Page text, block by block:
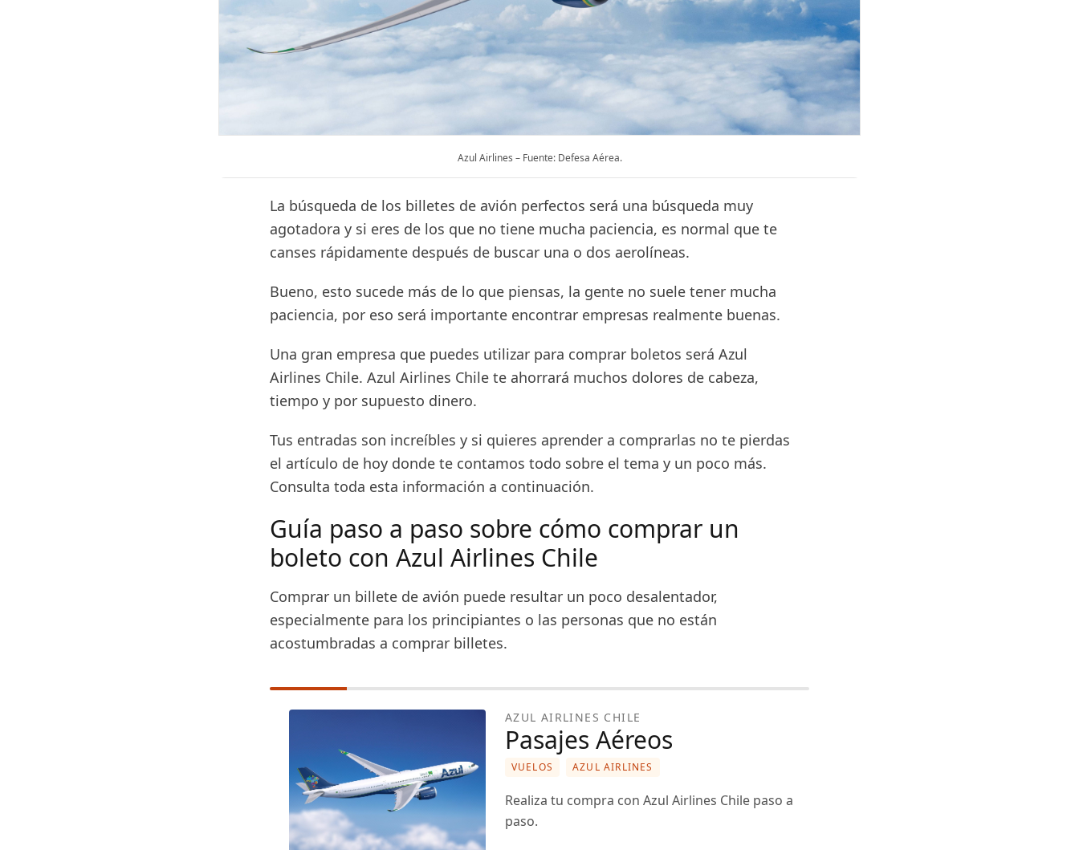
Azul Airlines – Fuente: Defesa Aérea.
La búsqueda de los billetes de avión perfectos será una búsqueda muy
agotadora y si eres de los que no tiene mucha paciencia, es normal que te
canses rápidamente después de buscar una o dos aerolíneas.
Bueno, esto sucede más de lo que piensas, la gente no suele tener mucha
paciencia, por eso será importante encontrar empresas realmente buenas.
Una gran empresa que puedes utilizar para comprar boletos será Azul
Airlines Chile. Azul Airlines Chile te ahorrará muchos dolores de cabeza,
tiempo y por supuesto dinero.
Tus entradas son increíbles y si quieres aprender a comprarlas no te pierdas
el artículo de hoy donde te contamos todo sobre el tema y un poco más.
Consulta toda esta información a continuación.
Guía paso a paso sobre cómo comprar un
boleto con Azul Airlines Chile
Comprar un billete de avión puede resultar un poco desalentador,
especialmente para los principiantes o las personas que no están
acostumbradas a comprar billetes.
AZUL AIRLINES CHILE
Pasajes Aéreos
VUELOS AZUL AIRLINES
Realiza tu compra con Azul Airlines Chile paso a
paso.